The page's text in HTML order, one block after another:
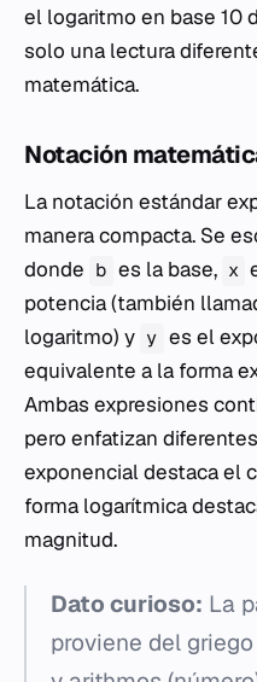
el logaritmo en base 10
solo una lectura
matemática.
Notación
La notación estándar
manera compacta. Se
donde b es la base, x
potencia (también
logaritmo) y y es el
equivalente a la forma
Ambas expresiones
pero enfatizan
exponencial destaca el
forma logarítmica
magnitud.
Dato curioso: La
proviene del griego